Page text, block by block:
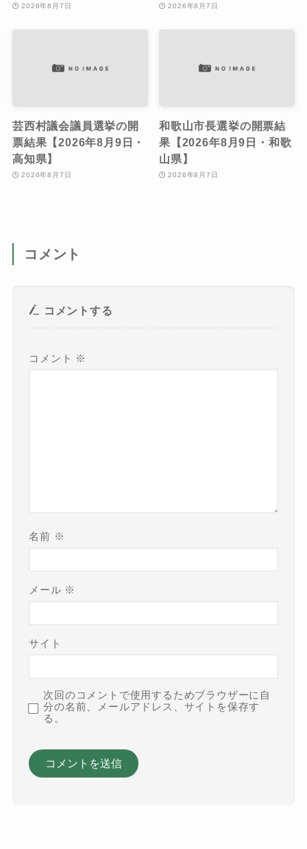
2026年8月7日 2026年8月7日
芸西村議会議員選挙の開
票結果【2026年8月9日・
高知県】
2026年8月7日
和歌山市長選挙の開票結
果【2026年8月9日・和歌
山県】
2026年8月7日
コメント
コメントする
コメント ※
名前 ※
メール ※
サイト
次回のコメントで使用するためブラウザーに自
分の名前、メールアドレス、サイトを保存す
る。